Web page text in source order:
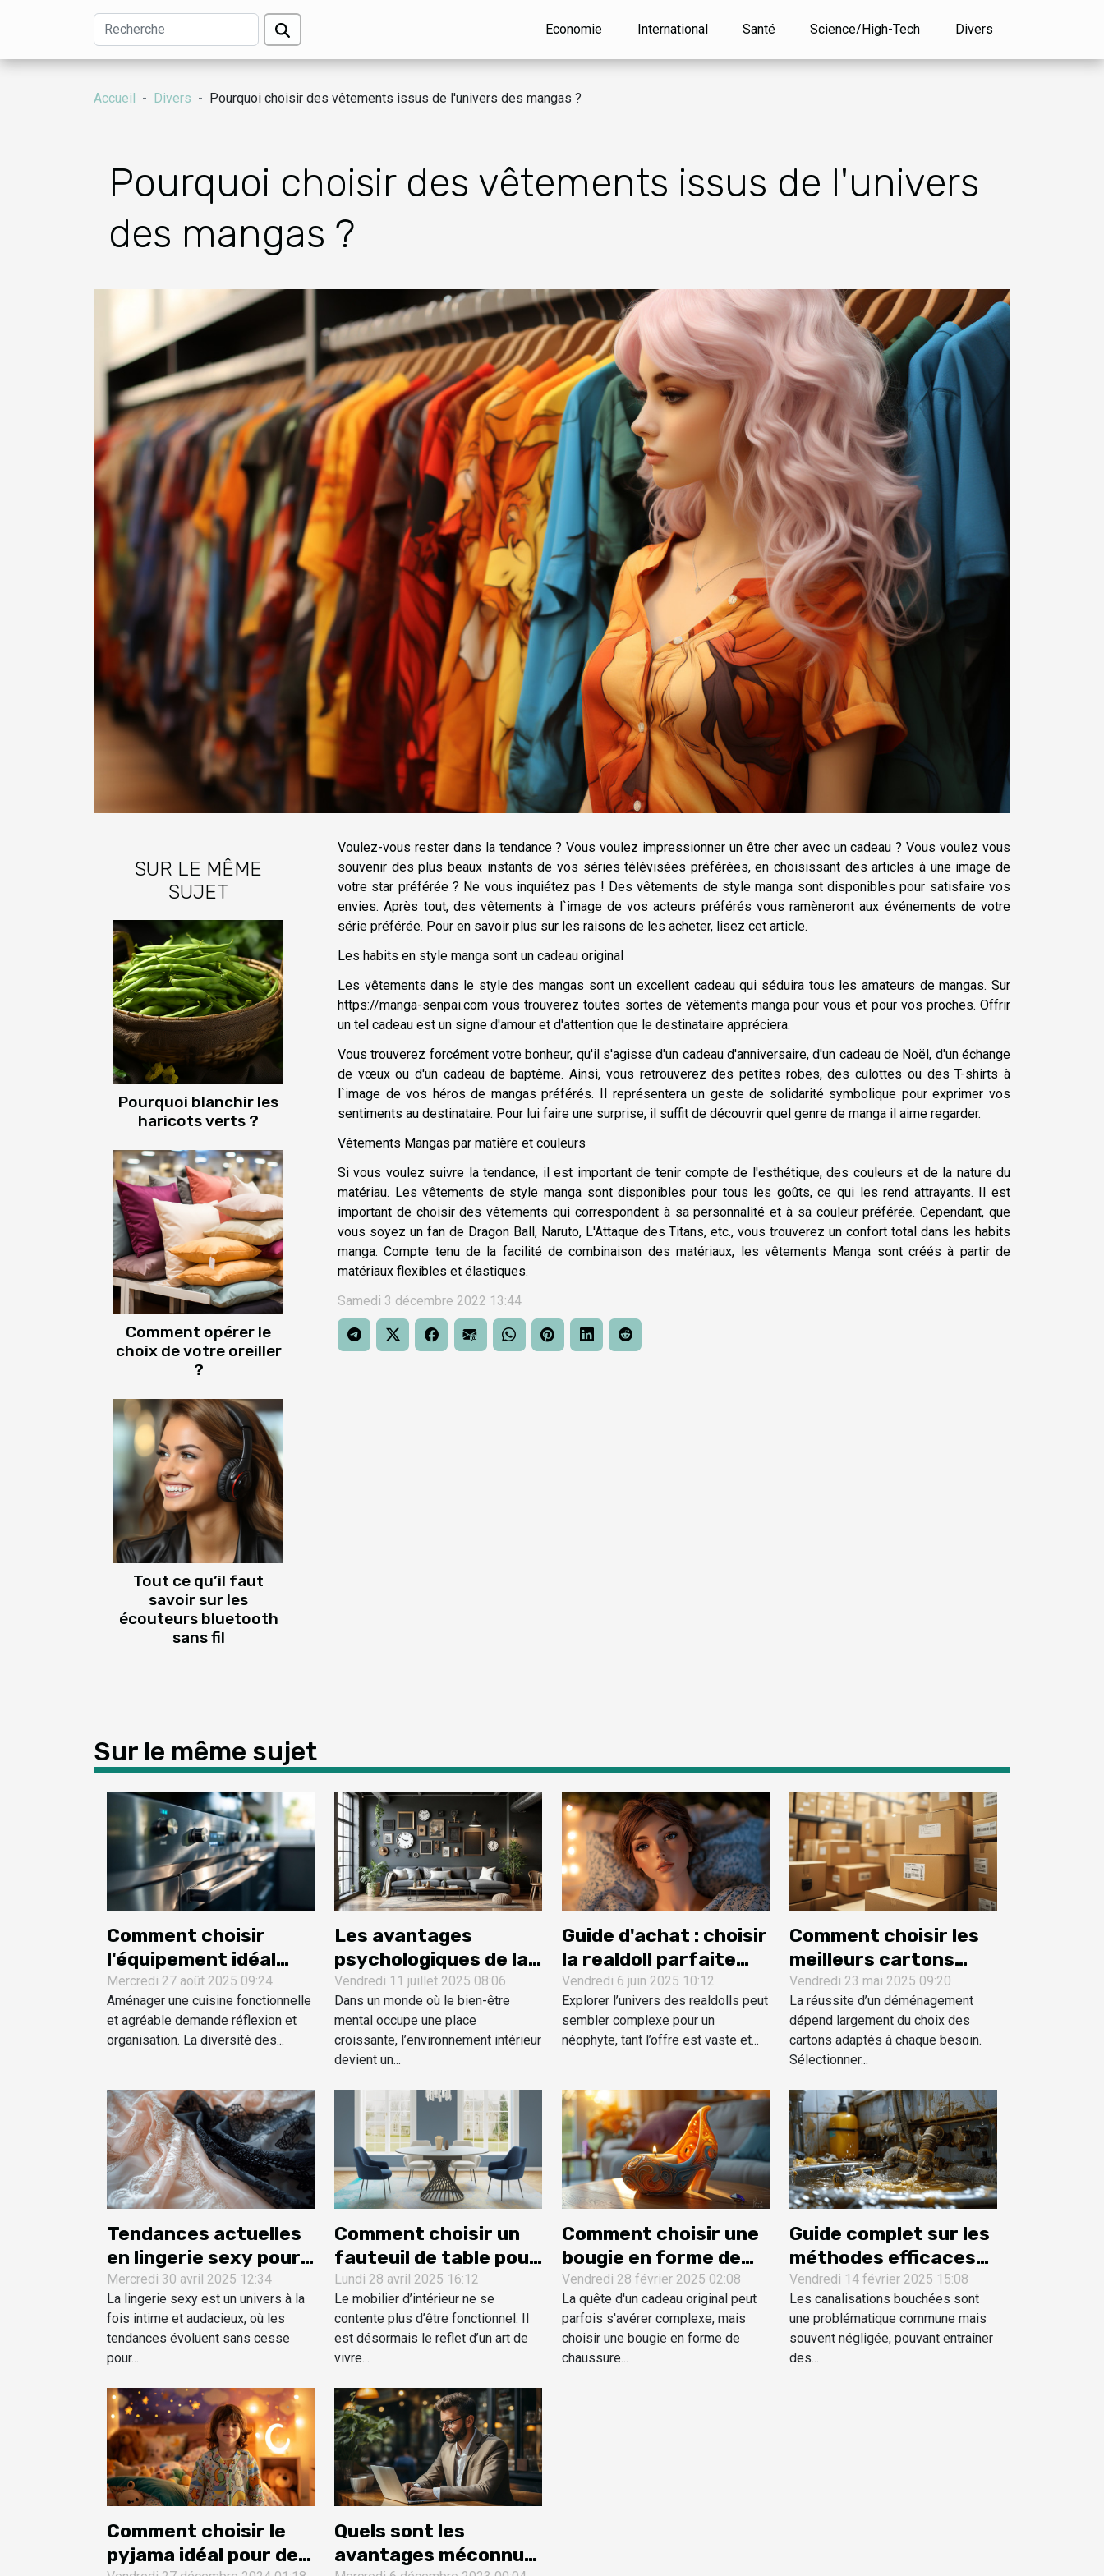
Economie International Santé Science/High-Tech Divers
Accueil Divers Pourquoi choisir des vêtements issus de l'univers des mangas ?
Pourquoi choisir des vêtements issus de l'univers
des mangas ?
SUR LE MÊME
SUJET
Pourquoi blanchir les
haricots verts ?
Comment opérer le
choix de votre oreiller
?
Tout ce qu’il faut
savoir sur les
écouteurs bluetooth
sans fil
Voulez-vous rester dans la tendance ? Vous voulez impressionner un être cher avec un cadeau ? Vous voulez vous
souvenir des plus beaux instants de vos séries télévisées préférées, en choisissant des articles à une image de
votre star préférée ? Ne vous inquiétez pas ! Des vêtements de style manga sont disponibles pour satisfaire vos
envies. Après tout, des vêtements à l`image de vos acteurs préférés vous ramèneront aux événements de votre
série préférée. Pour en savoir plus sur les raisons de les acheter, lisez cet article.
Les habits en style manga sont un cadeau original
Les vêtements dans le style des mangas sont un excellent cadeau qui séduira tous les amateurs de mangas. Sur
https://manga-senpai.com vous trouverez toutes sortes de vêtements manga pour vous et pour vos proches. Offrir
un tel cadeau est un signe d'amour et d'attention que le destinataire appréciera.
Vous trouverez forcément votre bonheur, qu'il s'agisse d'un cadeau d'anniversaire, d'un cadeau de Noël, d'un échange
de vœux ou d'un cadeau de baptême. Ainsi, vous retrouverez des petites robes, des culottes ou des T-shirts à
l`image de vos héros de mangas préférés. Il représentera un geste de solidarité symbolique pour exprimer vos
sentiments au destinataire. Pour lui faire une surprise, il suffit de découvrir quel genre de manga il aime regarder.
Vêtements Mangas par matière et couleurs
Si vous voulez suivre la tendance, il est important de tenir compte de l'esthétique, des couleurs et de la nature du
matériau. Les vêtements de style manga sont disponibles pour tous les goûts, ce qui les rend attrayants. Il est
important de choisir des vêtements qui correspondent à sa personnalité et à sa couleur préférée. Cependant, que
vous soyez un fan de Dragon Ball, Naruto, L'Attaque des Titans, etc., vous trouverez un confort total dans les habits
manga. Compte tenu de la facilité de combinaison des matériaux, les vêtements Manga sont créés à partir de
matériaux flexibles et élastiques.
Samedi 3 décembre 2022 13:44
Sur le même sujet
Comment choisir
l'équipement idéal
pour votre cuisine ?
Mercredi 27 août 2025 09:24
Aménager une cuisine fonctionnelle
et agréable demande réflexion et
organisation. La diversité des...
Les avantages
psychologiques de la
décoration murale
inspirée des lofts
Vendredi 11 juillet 2025 08:06
Dans un monde où le bien-être
mental occupe une place
croissante, l’environnement intérieur
devient un...
Guide d'achat : choisir
la realdoll parfaite
pour vos besoins
Vendredi 6 juin 2025 10:12
Explorer l’univers des realdolls peut
sembler complexe pour un
néophyte, tant l’offre est vaste et...
Comment choisir les
meilleurs cartons
pour votre
déménagement
Vendredi 23 mai 2025 09:20
La réussite d’un déménagement
dépend largement du choix des
cartons adaptés à chaque besoin.
Sélectionner...
Tendances actuelles
en lingerie sexy pour
des occasions
spéciales
Mercredi 30 avril 2025 12:34
La lingerie sexy est un univers à la
fois intime et audacieux, où les
tendances évoluent sans cesse
pour...
Comment choisir un
fauteuil de table pour
sa salle à manger ?
Lundi 28 avril 2025 16:12
Le mobilier d’intérieur ne se
contente plus d’être fonctionnel. Il
est désormais le reflet d’un art de
vivre...
Comment choisir une
bougie en forme de
chaussure comme
cadeau original
Vendredi 28 février 2025 02:08
La quête d'un cadeau original peut
parfois s'avérer complexe, mais
choisir une bougie en forme de
chaussure...
Guide complet sur les
méthodes efficaces
pour le débouchage
de canalisations
Vendredi 14 février 2025 15:08
Les canalisations bouchées sont
une problématique commune mais
souvent négligée, pouvant entraîner
des...
Comment choisir le
pyjama idéal pour des
Quels sont les
avantages méconnus